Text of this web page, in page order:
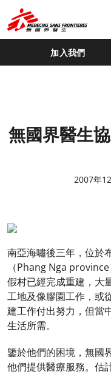
加入我們
無國界醫生
2007年
南亞海嘯後三年，位於
（Phang Nga
假村已經完成重建，大
工地及像膠園工作，或
建工作付出努力，但當
生活所需。
鑒於他們的困境，無國
他們提供醫療服務。估